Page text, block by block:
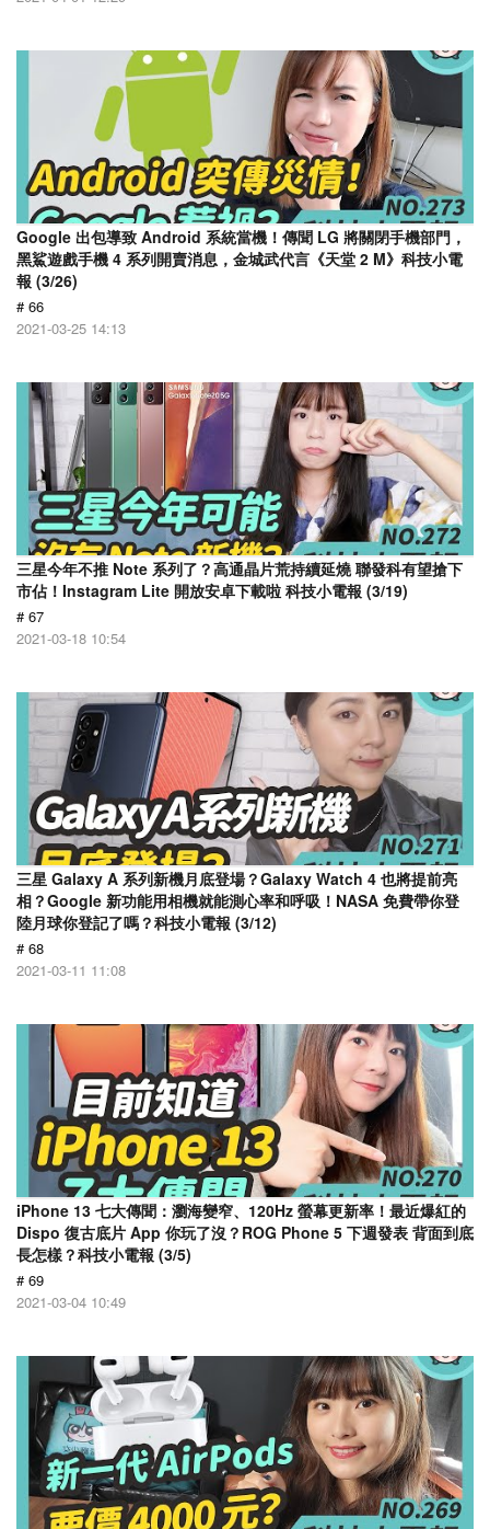
Google 出包導致 Android 系統當機！傳聞 LG 將關閉手機部門，
黑鯊遊戲手機 4 系列開賣消息，金城武代言《天堂 2 M》科技小電
報 (3/26)
# 66
2021-03-25 14:13
三星今年不推 Note 系列了？高通晶片荒持續延燒 聯發科有望搶下
市佔！Instagram Lite 開放安卓下載啦 科技小電報 (3/19)
# 67
2021-03-18 10:54
三星 Galaxy A 系列新機月底登場？Galaxy Watch 4 也將提前亮
相？Google 新功能用相機就能測心率和呼吸！NASA 免費帶你登
陸月球你登記了嗎？科技小電報 (3/12)
# 68
2021-03-11 11:08
iPhone 13 七大傳聞：瀏海變窄、120Hz 螢幕更新率！最近爆紅的
Dispo 復古底片 App 你玩了沒？ROG Phone 5 下週發表 背面到底
長怎樣？科技小電報 (3/5)
# 69
2021-03-04 10:49